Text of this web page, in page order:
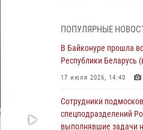
Офицер подмосковного
стал гостем эфира
01 августа 2026, 17:57
подозреваемого в
Подмосковье
ПОПУЛЯРНЫЕ
В Байконуре прошла
Республики Беларусь
17 июля 2026, 14:40
Сотрудники
спецподразделений
выполнявшие задачи